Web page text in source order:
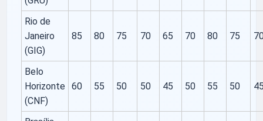
Rio de
Janeiro
(GIG)
85 80 75 70 65 70 80 75
Belo
Horizonte
(CNF)
60 55 50 50 45 50 55 50